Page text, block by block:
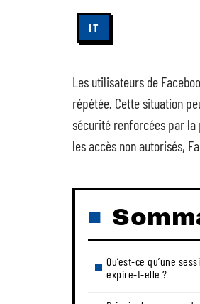
IT
Les utilisateurs de
répétée. Cette situation
sécurité renforcées par
les accès non autorisés,
Qu’est-ce qu’une
expire-t-elle ?